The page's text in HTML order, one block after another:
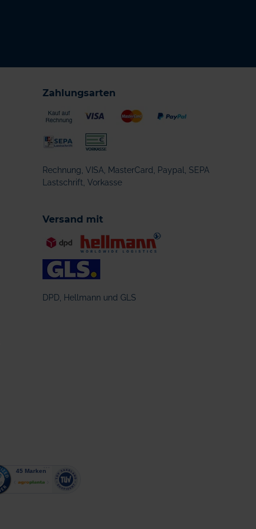
Zahlungsarten
Rechnung, VISA, MasterCard, Paypal, SEPA
Lastschrift, Vorkasse
Versand mit
DPD, Hellmann und GLS